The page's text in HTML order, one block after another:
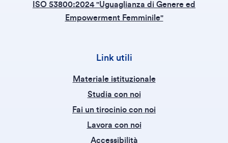
ISO 53800:2024 "Uguaglianza di Genere ed
Empowerment Femminile"
Link utili
Materiale istituzionale
Studia con noi
Fai un tirocinio con noi
Lavora con noi
Accessibilità